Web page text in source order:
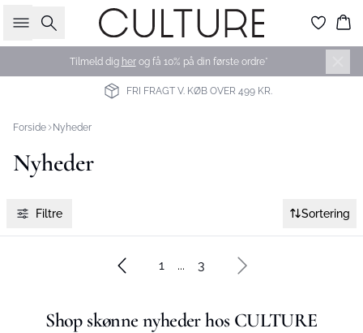
Søg
Tilmeld dig herog få 10% på din første ordre*
FRI FRAGT V. KØB OVER 499 KR.
Forside Nyheder
Nyheder
Filtre Sortering
1 ... 3
Shop skønne nyheder hos CULTURE